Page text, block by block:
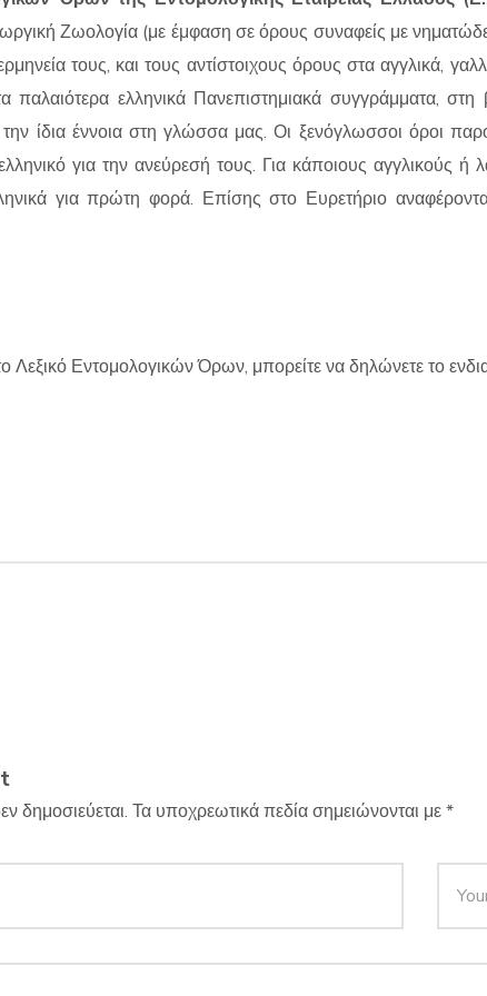
Ζωολογία (με έμφαση σε όρους συναφείς με
τους, και τους αντίστοιχους όρους στα αγγλικά,
παλαιότερα ελληνικά Πανεπιστημιακά συγγράμματα,
την ίδια έννοια στη γλώσσα μας. Οι ξενόγλωσσοι όροι
για την ανεύρεσή τους. Για κάποιους αγγλικούς
για πρώτη φορά. Επίσης στο Ευρετήριο
Λεξικό Εντομολογικών Όρων, μπορείτε να δηλώνετε το
δημοσιεύεται. Τα υποχρεωτικά πεδία σημειώνονται με*